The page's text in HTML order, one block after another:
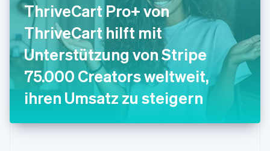
ThriveCart Pro+ von
ThriveCart hilft mit
Unterstützung von Stripe
75.000 Creators weltweit,
ihren Umsatz zu steigern
Lettland
English
Liechtenstein
DeutschEnglish
Litauen
English
Luxemburg
Français DeutschEnglish
Malaysia
Malta